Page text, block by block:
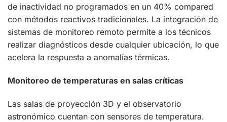
de inactividad no programados en un 40% compared
con métodos reactivos tradicionales. La integración de
sistemas de monitoreo remoto permite a los técnicos
realizar diagnósticos desde cualquier ubicación, lo que
acelera la respuesta a anomalías térmicas.
Monitoreo de temperaturas en salas críticas
Las salas de proyección 3D y el observatorio
astronómico cuentan con sensores de temperatura.